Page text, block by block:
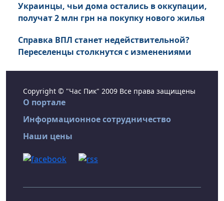
Украинцы, чьи дома остались в оккупации,
получат 2 млн грн на покупку нового жилья
Справка ВПЛ станет недействительной?
Переселенцы столкнутся с изменениями
Copyright © "Час Пик" 2009 Все права защищены
О портале
Информационное сотрудничество
Наши цены